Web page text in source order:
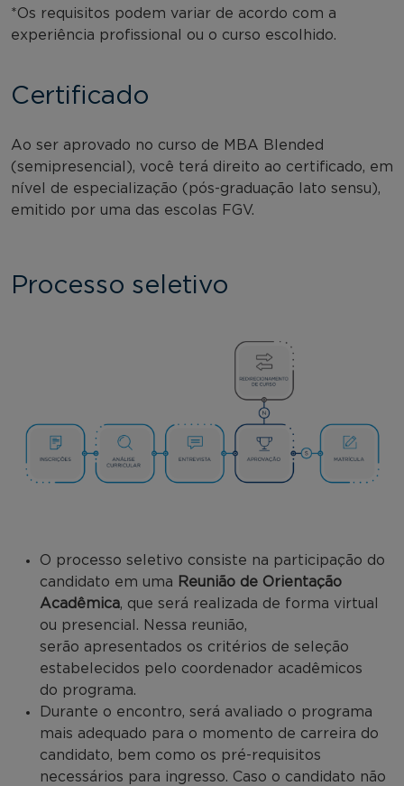
*Os requisitos podem variar de acordo com a
experiência profissional ou o curso escolhido.
Certificado
Ao ser aprovado no curso de MBA Blended
(semipresencial), você terá direito ao certificado, em
nível de especialização (pós-graduação lato sensu),
emitido por uma das escolas FGV.
Processo seletivo
O processo seletivo consiste na participação do
candidato em uma Reunião de Orientação
Acadêmica, que será realizada de forma virtual
ou presencial. Nessa reunião,
serão apresentados os critérios de seleção
estabelecidos pelo coordenador acadêmicos
do programa.
Durante o encontro, será avaliado o programa
mais adequado para o momento de carreira do
candidato, bem como os pré-requisitos
necessários para ingresso. Caso o candidato não